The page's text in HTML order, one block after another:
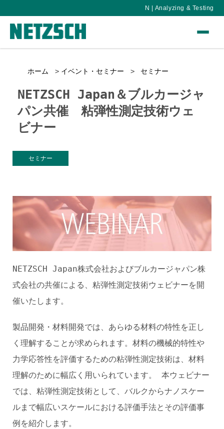
N | Analyzing & Testing
ホーム イベント・セミナー セミナー
NETZSCH Japan＆ブルカージャ
パン共催 粘弾性測定技術ウェ
ビナー
セミナー
NETZSCH Japan株式会社およびブルカージャパン株
式会社の共催による、粘弾性測定技術ウェビナーを開
催いたします。
製品開発・材料開発では、あらゆる材料の特性を正し
く理解することが求められます。材料の機械的特性や
力学応答性を評価するための粘弾性測定技術は、材料
理解のために幅広く用いられています。 本ウェビナー
では、粘弾性測定技術として、バルクからナノスケー
ルまで幅広いスケールにおける評価手法とその評価事
例を紹介します。